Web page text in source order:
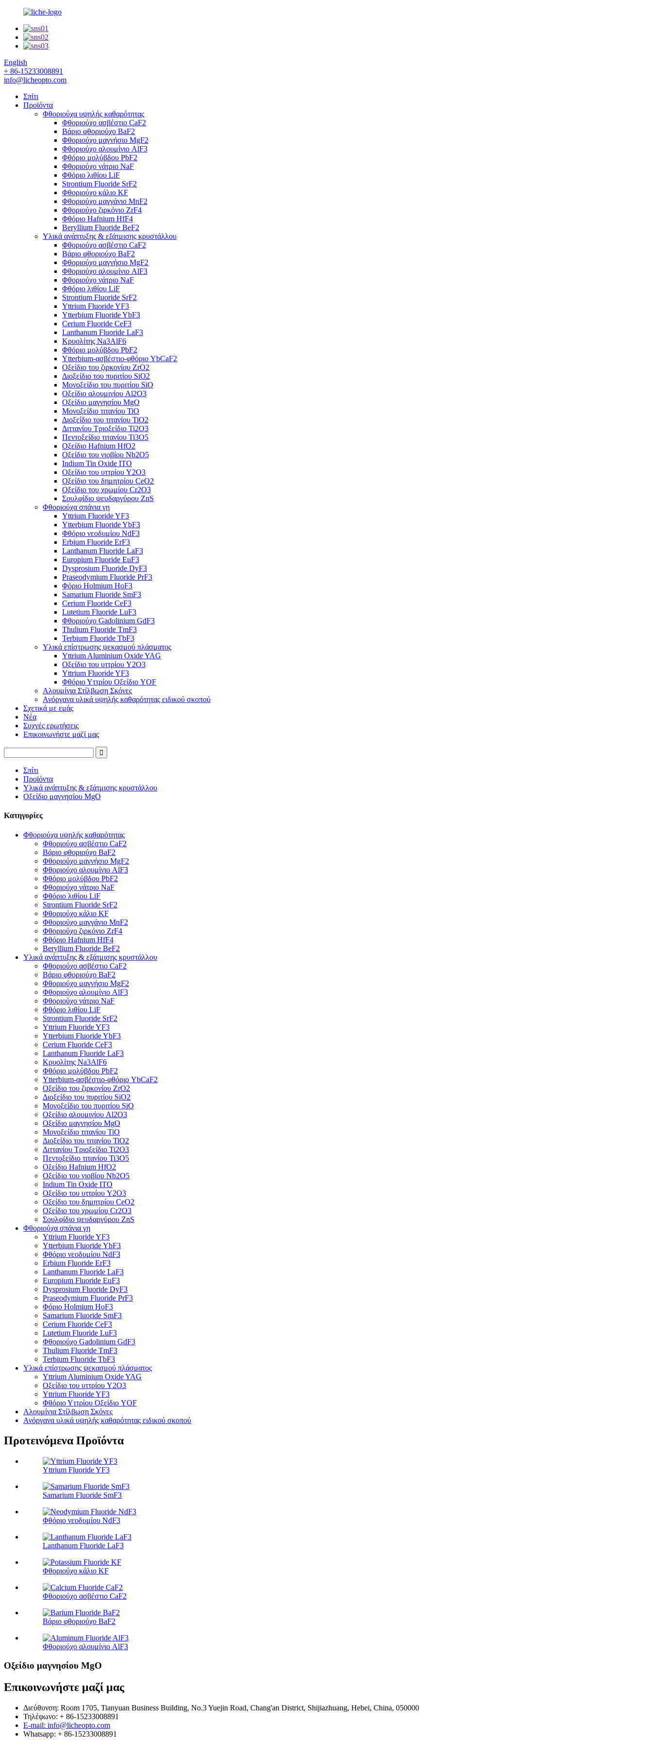
English
+ 86-15233008891
info@licheopto.com
Σπίτι
Προϊόντα
Φθοριούχα υψηλής καθαρότητας
Φθοριούχο ασβέστιο CaF2
Βάριο φθοριούχο BaF2
Φθοριούχο μαγνήσιο MgF2
Φθοριούχο αλουμίνιο AlF3
Φθόριο μολύβδου PbF2
Φθοριούχο νάτριο NaF
Φθόριο λιθίου LiF
Strontium Fluoride SrF2
Φθοριούχο κάλιο KF
Φθοριούχο μαγγάνιο MnF2
Φθοριούχο ζιρκόνιο ZrF4
Φθόριο Hafnium HfF4
Beryllium Fluoride BeF2
Υλικά ανάπτυξης & εξάτμισης κρυστάλλου
Φθοριούχο ασβέστιο CaF2
Βάριο φθοριούχο BaF2
Φθοριούχο μαγνήσιο MgF2
Φθοριούχο αλουμίνιο AlF3
Φθοριούχο νάτριο NaF
Φθόριο λιθίου LiF
Strontium Fluoride SrF2
Yttrium Fluoride YF3
Ytterbium Fluoride YbF3
Cerium Fluoride CeF3
Lanthanum Fluoride LaF3
Κρυολίτης Na3AlF6
Φθόριο μολύβδου PbF2
Ytterbium-ασβέστιο-φθόριο YbCaF2
Οξείδιο του ζιρκονίου ZrO2
Διοξείδιο του πυριτίου SiO2
Μονοξείδιο του πυριτίου SiO
Οξείδιο αλουμινίου Al2O3
Οξείδιο μαγνησίου MgO
Μονοξείδιο τιτανίου TiO
Διοξείδιο του τιτανίου TiO2
Διττανίου Τριοξείδιο Ti2O3
Πεντοξείδιο τιτανίου Ti3O5
Οξείδιο Hafnium HfO2
Οξείδιο του νιοβίου Nb2O5
Indium Tin Oxide ITO
Οξείδιο του υττρίου Y2O3
Οξείδιο του δημητρίου CeO2
Οξείδιο του χρωμίου Cr2O3
Σουλφίδιο ψευδαργύρου ZnS
Φθοριούχα σπάνια γη
Yttrium Fluoride YF3
Ytterbium Fluoride YbF3
Φθόριο νεοδυμίου NdF3
Erbium Fluoride ErF3
Lanthanum Fluoride LaF3
Europium Fluoride EuF3
Dysprosium Fluoride DyF3
Praseodymium Fluoride PrF3
Φόριο Holmium HoF3
Samarium Fluoride SmF3
Cerium Fluoride CeF3
Lutetium Fluoride LuF3
Φθοριούχο Gadolinium GdF3
Thulium Fluoride TmF3
Terbium Fluoride TbF3
Υλικά επίστρωσης ψεκασμού πλάσματος
Yttrium Aluminium Oxide YAG
Οξείδιο του υττρίου Y2O3
Yttrium Fluoride YF3
Φθόριο Υττρίου Οξείδιο YOF
Αλουμίνια Στίλβωση Σκόνες
Ανόργανα υλικά υψηλής καθαρότητας ειδικού σκοπού
Σχετικά με εμάς
Νέα
Συχνές ερωτήσεις
Επικοινωνήστε μαζί μας
Σπίτι
Προϊόντα
Υλικά ανάπτυξης & εξάτμισης κρυστάλλου
Οξείδιο μαγνησίου MgO
Κατηγορίες
Φθοριούχα υψηλής καθαρότητας
Φθοριούχο ασβέστιο CaF2
Βάριο φθοριούχο BaF2
Φθοριούχο μαγνήσιο MgF2
Φθοριούχο αλουμίνιο AlF3
Φθόριο μολύβδου PbF2
Φθοριούχο νάτριο NaF
Φθόριο λιθίου LiF
Strontium Fluoride SrF2
Φθοριούχο κάλιο KF
Φθοριούχο μαγγάνιο MnF2
Φθοριούχο ζιρκόνιο ZrF4
Φθόριο Hafnium HfF4
Beryllium Fluoride BeF2
Υλικά ανάπτυξης & εξάτμισης κρυστάλλου
Φθοριούχο ασβέστιο CaF2
Βάριο φθοριούχο BaF2
Φθοριούχο μαγνήσιο MgF2
Φθοριούχο αλουμίνιο AlF3
Φθοριούχο νάτριο NaF
Φθόριο λιθίου LiF
Strontium Fluoride SrF2
Yttrium Fluoride YF3
Ytterbium Fluoride YbF3
Cerium Fluoride CeF3
Lanthanum Fluoride LaF3
Κρυολίτης Na3AlF6
Φθόριο μολύβδου PbF2
Ytterbium-ασβέστιο-φθόριο YbCaF2
Οξείδιο του ζιρκονίου ZrO2
Διοξείδιο του πυριτίου SiO2
Μονοξείδιο του πυριτίου SiO
Οξείδιο αλουμινίου Al2O3
Οξείδιο μαγνησίου MgO
Μονοξείδιο τιτανίου TiO
Διοξείδιο του τιτανίου TiO2
Διττανίου Τριοξείδιο Ti2O3
Πεντοξείδιο τιτανίου Ti3O5
Οξείδιο Hafnium HfO2
Οξείδιο του νιοβίου Nb2O5
Indium Tin Oxide ITO
Οξείδιο του υττρίου Y2O3
Οξείδιο του δημητρίου CeO2
Οξείδιο του χρωμίου Cr2O3
Σουλφίδιο ψευδαργύρου ZnS
Φθοριούχα σπάνια γη
Yttrium Fluoride YF3
Ytterbium Fluoride YbF3
Φθόριο νεοδυμίου NdF3
Erbium Fluoride ErF3
Lanthanum Fluoride LaF3
Europium Fluoride EuF3
Dysprosium Fluoride DyF3
Praseodymium Fluoride PrF3
Φόριο Holmium HoF3
Samarium Fluoride SmF3
Cerium Fluoride CeF3
Lutetium Fluoride LuF3
Φθοριούχο Gadolinium GdF3
Thulium Fluoride TmF3
Terbium Fluoride TbF3
Υλικά επίστρωσης ψεκασμού πλάσματος
Yttrium Aluminium Oxide YAG
Οξείδιο του υττρίου Y2O3
Yttrium Fluoride YF3
Φθόριο Υττρίου Οξείδιο YOF
Αλουμίνια Στίλβωση Σκόνες
Ανόργανα υλικά υψηλής καθαρότητας ειδικού σκοπού
Προτεινόμενα Προϊόντα
Yttrium Fluoride YF3
Samarium Fluoride SmF3
Φθόριο νεοδυμίου NdF3
Lanthanum Fluoride LaF3
Φθοριούχο κάλιο KF
Φθοριούχο ασβέστιο CaF2
Βάριο φθοριούχο BaF2
Φθοριούχο αλουμίνιο AlF3
Οξείδιο μαγνησίου MgO
Επικοινωνήστε μαζί μας
Διεύθυνση: Room 1705, Tianyuan Business Building, No.3 Yuejin Road, Chang'an District, Shijiazhuang, Hebei, China, 050000
Τηλέφωνο: + 86-15233008891
E-mail: info@licheopto.com
Whatsapp: + 86-15233008891